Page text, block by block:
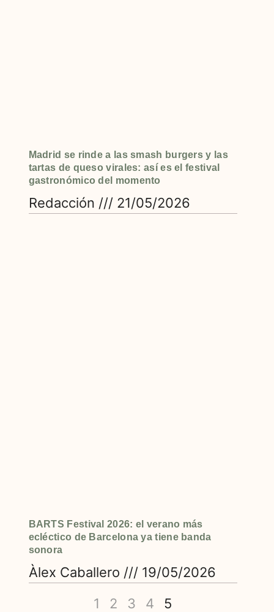
Madrid se rinde a las smash burgers y las
tartas de queso virales: así es el festival
gastronómico del momento
Redacción 21/05/2026
BARTS Festival 2026: el verano más
ecléctico de Barcelona ya tiene banda
sonora
Àlex Caballero
19/05/2026
1
2 3 4 5